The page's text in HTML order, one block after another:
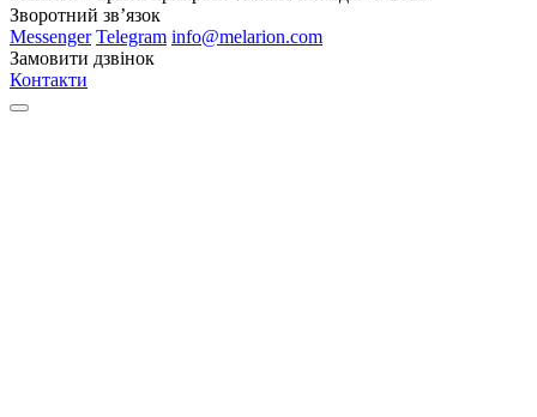
Зворотний зв’язок
Messenger Telegram info@melarion.com
Замовити дзвінок
Контакти